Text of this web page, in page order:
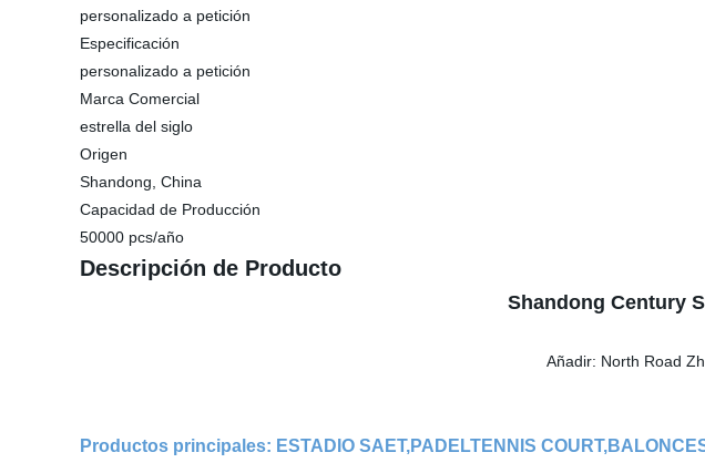
personalizado a petición
Especificación
personalizado a petición
Marca Comercial
estrella del siglo
Origen
Shandong, China
Capacidad de Producción
50000 pcs/año
Descripción de Producto
Shandong Century
Añadir: North Road
Productos principales: ESTADIO SAET,PADELTENNIS